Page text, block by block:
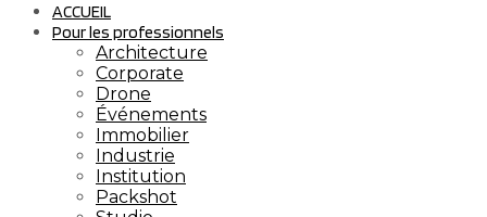
ACCUEIL
Pour les professionnels
Architecture
Corporate
Drone
Événements
Immobilier
Industrie
Institution
Packshot